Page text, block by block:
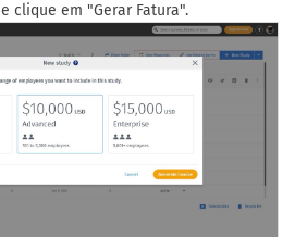
clique em "Gerar Fatura".